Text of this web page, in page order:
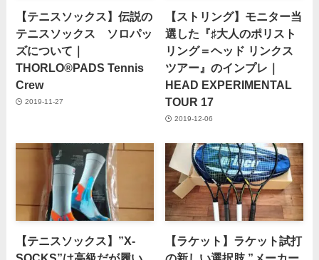
【テニスソックス】伝説の
テニスソックス ソロパッ
ズについて｜
THORLO®PADS Tennis
Crew
2019-11-27
【ストリング】モニター当
選した『♯大人のポリスト
リング＝ヘッド リンクス
ツアー』のインプレ｜
HEAD EXPERIMENTAL
TOUR 17
2019-12-06
【テニスソックス】”X-
【ラケット】ラケット試打